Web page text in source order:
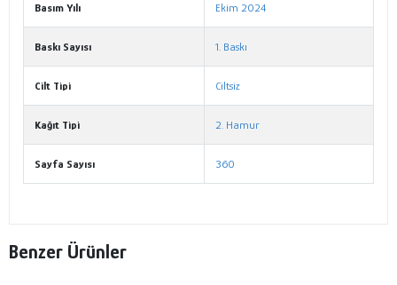
Basım Yılı Ekim 2024
Baskı Sayısı 1. Baskı
Cilt Tipi Ciltsiz
Kağıt Tipi 2. Hamur
Sayfa Sayısı 360
Benzer Ürünler